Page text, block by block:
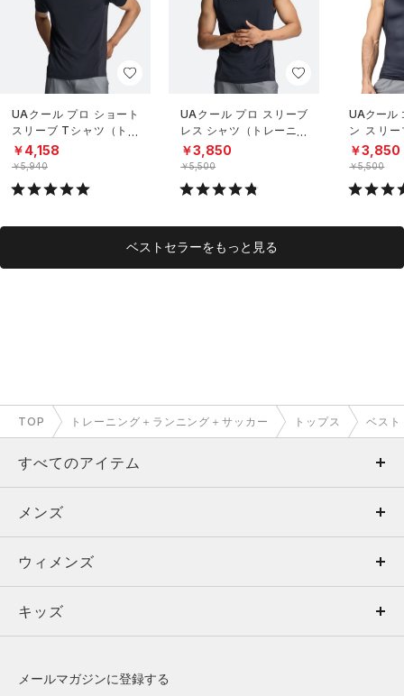
UAクール プロ ショート
スリーブ Tシャツ（トレ
ーニング/MEN）
￥4,158
￥5,940
UAクール プロ スリーブ
レス シャツ（トレーニン
グ/MEN）
￥3,850
￥5,500
UAクール
ン スリ
（トレー
￥3,850
￥5,500
ベストセラーをもっと見る
TOP トレーニング＋ランニング＋サッカー トップス ベスト
すべてのアイテム
メンズ
ウィメンズ
キッズ
メンズ
トップス
ボトムス
ウィメンズ
トップス
キッズ
メールマガジンに登録する